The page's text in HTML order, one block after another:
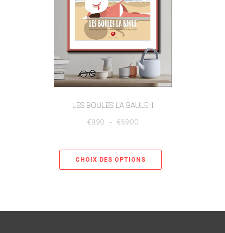
LES BOULES LA BAULE II
€9.90 – €69.00
CHOIX DES OPTIONS